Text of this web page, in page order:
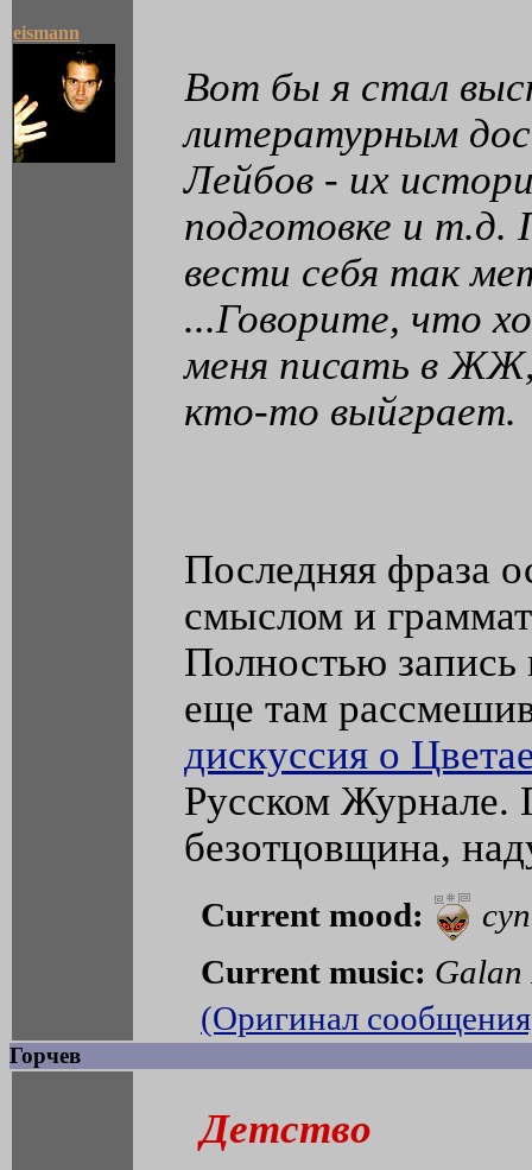
eismann
Вот бы я стал
литературным
Лейбов - их
подготовке и т.д.
вести себя так
...Говорите, что
меня писать в
кто-то выйграет.
Последняя фраза
смыслом и
Полностью
еще там
дискуссия о
Русском Журнале.
безотцовщина,
Current mood:
Current music: Galan
(Оригинал
Горчев
Детство